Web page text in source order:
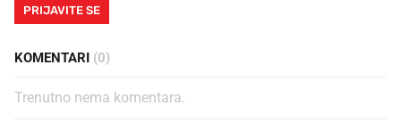
PRIJAVITE SE
KOMENTARI (0)
Trenutno nema komentara.